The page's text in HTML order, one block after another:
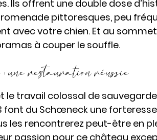
Ils offrent une double dose
pittoresques, peu
avec votre chien. Et au
à couper le souffle.
restauration réussie
le travail colossal de
font du Schœneck une
les rencontrerez peut-être en
passion pour ce château